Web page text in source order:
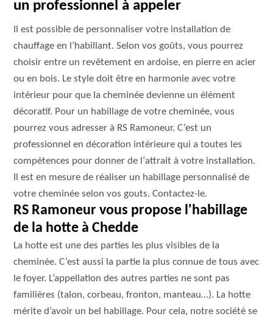
un professionnel à appeler
Il est possible de personnaliser votre installation de
chauffage en l’habillant. Selon vos goûts, vous pourrez
choisir entre un revêtement en ardoise, en pierre en acier
ou en bois. Le style doit être en harmonie avec votre
intérieur pour que la cheminée devienne un élément
décoratif. Pour un habillage de votre cheminée, vous
pourrez vous adresser à RS Ramoneur. C’est un
professionnel en décoration intérieure qui a toutes les
compétences pour donner de l‘attrait à votre installation.
Il est en mesure de réaliser un habillage personnalisé de
votre cheminée selon vos gouts. Contactez-le.
RS Ramoneur vous propose l'habillage
de la hotte à Chedde
La hotte est une des parties les plus visibles de la
cheminée. C’est aussi la partie la plus connue de tous avec
le foyer. L’appellation des autres parties ne sont pas
familières (talon, corbeau, fronton, manteau…). La hotte
mérite d’avoir un bel habillage. Pour cela, notre société se